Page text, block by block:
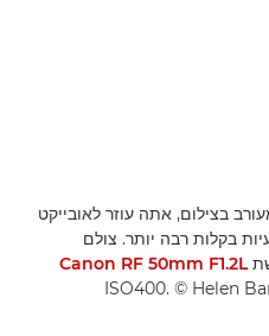
בצילום, אתה עוזר לאובייקט
בקלות רבה יותר. צולם
Canon RF 50mm F1.2L